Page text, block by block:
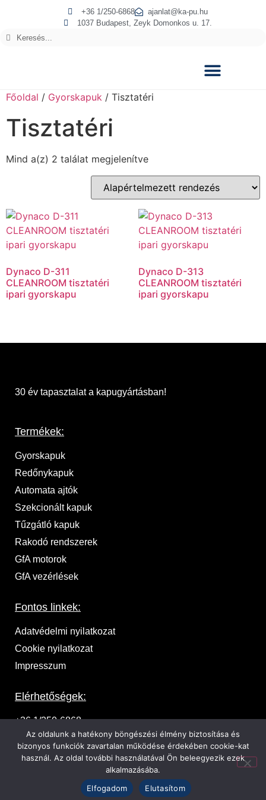
+36 1/250-6868
ajanlat@ka-pu.hu
1037 Budapest, Zeyk Domonkos u. 17.
Főoldal / Gyorskapuk / Tisztatéri
Tisztatéri
Mind a(z) 2 találat megjelenítve
Dynaco D-311
CLEANROOM tisztatéri
ipari gyorskapu
Dynaco D-313
CLEANROOM tisztatéri
ipari gyorskapu
30 év tapasztalat a kapugyártásban!
Termékek:
Gyorskapuk
Redőnykapuk
Automata ajtók
Szekcionált kapuk
Tűzgátló kapuk
Rakodó rendszerek
GfA motorok
GfA vezérlések
Fontos linkek:
Adatvédelmi nyilatkozat
Cookie nyilatkozat
Impresszum
Elérhetőségek:
+36 1/250-6868
1037 Budapest, Zeyk Domonkos u. 17.
ajanlat@ka-pu.hu
Az oldalunk a hatékony böngészési élmény biztosítása és
bizonyos funkciók zavartalan működése érdekében cookie-kat
használ. Az oldal további használatával Ön beleegyezik ezek
alkalmazásába.
Elfogadom
Elutasítom